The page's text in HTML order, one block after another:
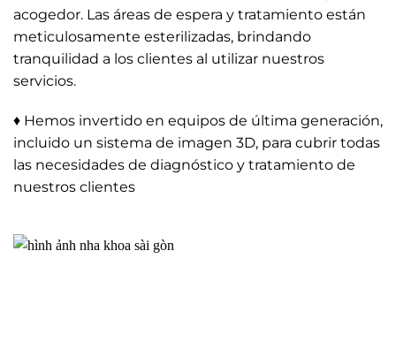
acogedor. Las áreas de espera y tratamiento están
meticulosamente esterilizadas, brindando
tranquilidad a los clientes al utilizar nuestros
servicios.
♦ Hemos invertido en equipos de última generación,
incluido un sistema de imagen 3D, para cubrir todas
las necesidades de diagnóstico y tratamiento de
nuestros clientes